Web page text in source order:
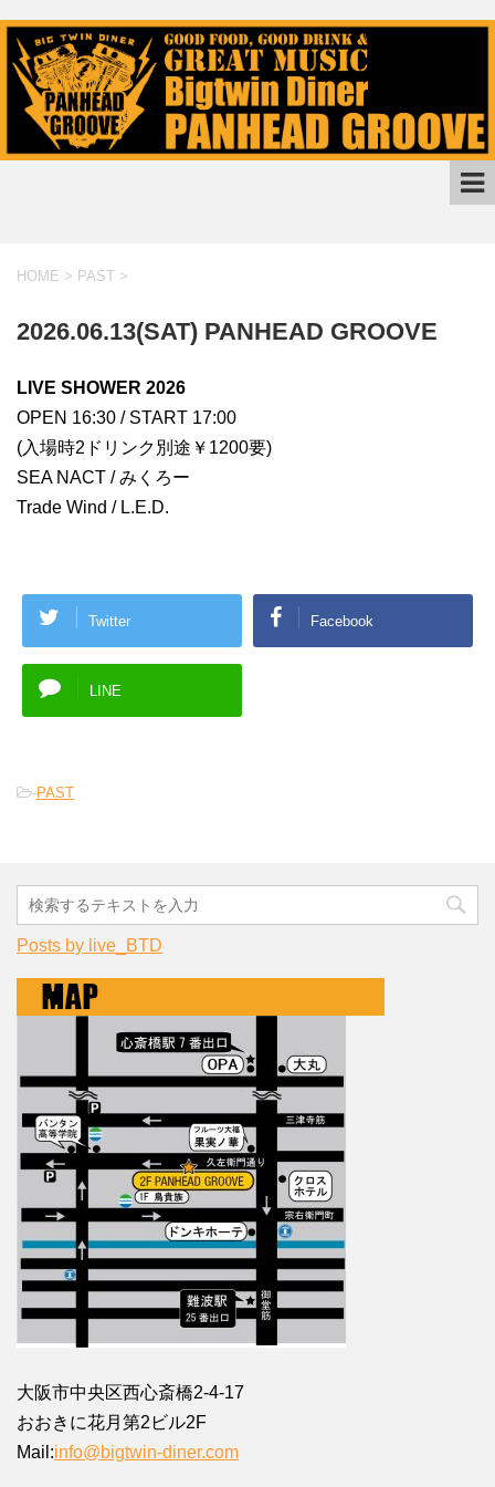
HOME > PAST >
2026.06.13(SAT) PANHEAD GROOVE
LIVE SHOWER 2026
OPEN 16:30 / START 17:00
(入場時2ドリンク別途￥1200要)
SEA NACT / みくろー
Trade Wind / L.E.D.
Twitter Facebook
LINE
-PAST
Posts by live_BTD
大阪市中央区西心斎橋2-4-17
おおきに花月第2ビル2F
Mail:info@bigtwin-diner.com